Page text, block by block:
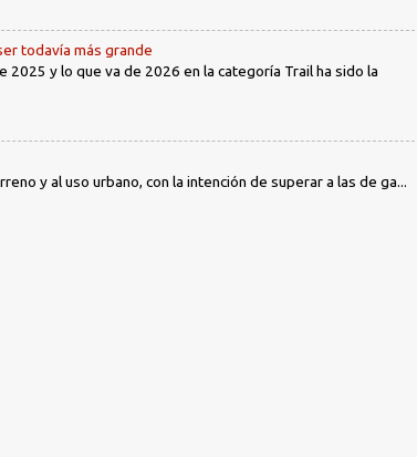
todavía más grande
y lo que va de 2026 en la categoría Trail ha sido la
y al uso urbano, con la intención de superar a las de ga...